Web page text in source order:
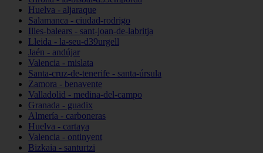
Huelva - aljaraque
Salamanca - ciudad-rodrigo
Illes-balears - sant-joan-de-labritja
Lleida - la-seu-d39urgell
Jaén - andújar
Valencia - mislata
Santa-cruz-de-tenerife - santa-úrsula
Zamora - benavente
Valladolid - medina-del-campo
Granada - guadix
Almería - carboneras
Huelva - cartaya
Valencia - ontinyent
Bizkaia - santurtzi